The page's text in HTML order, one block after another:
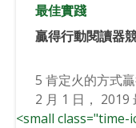
最佳實踐
贏得行動閱讀器
5 肯定火的方式
2 月 1 日， 2019
<small class="time-